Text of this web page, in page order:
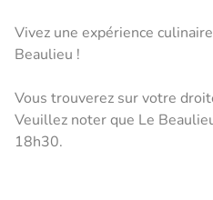
Vivez une expérience
Beaulieu !
Vous trouverez sur votre
Veuillez noter que Le
18h30.